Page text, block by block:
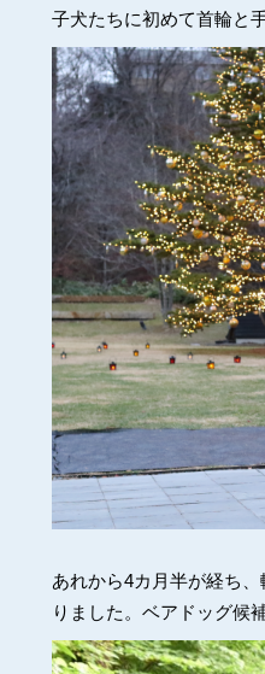
子犬たちに初めて首輪と
あれから4カ月半が経ち
りました。ベアドッグ候